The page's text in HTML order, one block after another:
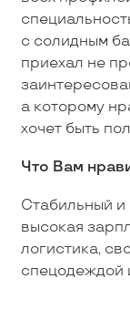
с солидным
приехал не
а которому
хочет быть
Что Вам
Стабильный и
высокая
логистика,
спецодеждой